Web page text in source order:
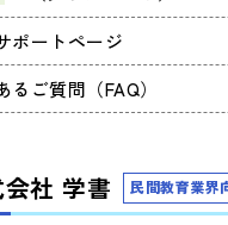
ポートページ
るご質問（FAQ）
社 学書 民間教育業界